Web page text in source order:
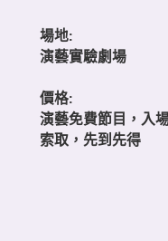
場地:
演藝實驗劇場
價格:
演藝免費節目，入
索取，先到先得